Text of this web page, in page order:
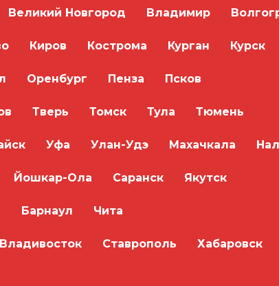
Великий Новгород Владимир
Киров Кострома Курган Курск
Оренбург Пенза Псков
Тверь Томск Тула Тюмень
Уфа Улан-Удэ Махачкала
Йошкар-Ола Саранск Якутск
Барнаул Чита
Владивосток Ставрополь Хабаровск